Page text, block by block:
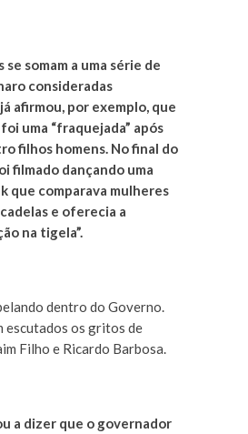
somam a uma série de
consideradas
afirmou, por exemplo, que
uma “fraquejada” após
filhos homens. No final do
filmado dançando uma
que comparava mulheres
e oferecia a
na tigela”.
dentro do Governo.
escutados os gritos de
Filho e Ricardo Barbosa.
a dizer que o governador